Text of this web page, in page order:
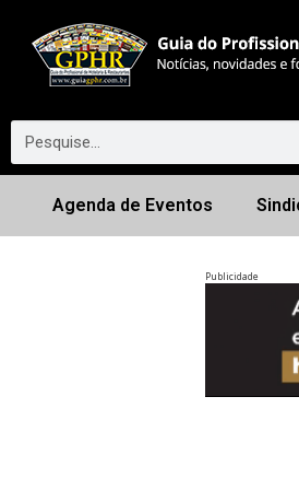
Agenda de Eventos
Publicidade